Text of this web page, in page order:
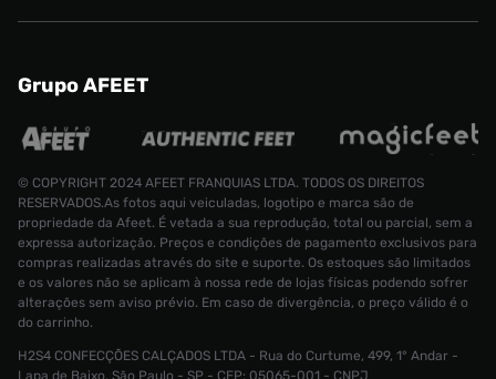
Tênis adidas Samba OG Feminino
Tamanho:
34
R$ 899,99
Grupo AFEET
© COPYRIGHT 2024 AFEET FRANQUIAS LTDA. TODOS OS DIREITOS
RESERVADOS.As fotos aqui veiculadas, logotipo e marca são de
propriedade da Afeet. É vetada a sua reprodução, total ou parcial, sem a
expressa autorização. Preços e condições de pagamento exclusivos para
compras realizadas através do site e suporte. Os estoques são limitados
e os valores não se aplicam à nossa rede de lojas físicas podendo sofrer
alterações sem aviso prévio. Em caso de divergência, o preço válido é o
do carrinho.
H2S4 CONFECÇÕES CALÇADOS LTDA - Rua do Curtume, 499, 1° Andar -
Lapa de Baixo, São Paulo - SP - CEP: 05065-001 - CNPJ